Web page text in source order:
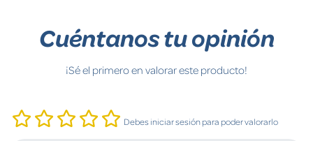
Cuéntanos tu opinión
¡Sé el primero en valorar este producto!
Debes iniciar sesión para poder valorarlo